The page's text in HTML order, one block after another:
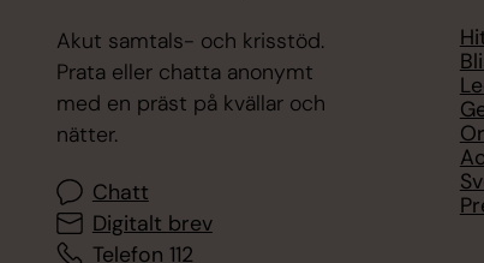
Akut samtals- och krisstöd.
Prata eller chatta anonymt
med en präst på kvällar och
nätter.
Chatt
Digitalt brev
Telefon 112